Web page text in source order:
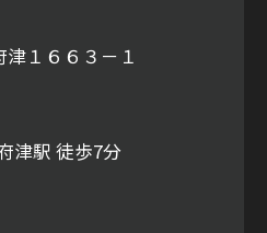
ーメゾンセレクショ
１６６３－１
津駅 徒歩7分